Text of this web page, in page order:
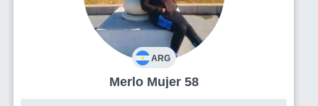
ARG
Merlo Mujer 58